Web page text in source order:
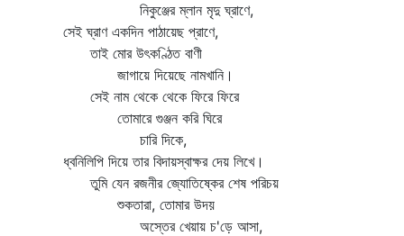
নিকুঞ্জের ম্লান মৃদু ঘ্রাণে,
সেই ঘ্রাণ একদিন পাঠায়েছ প্রাণে,
তাই মোর উৎকণ্ঠিত বাণী
জাগায়ে দিয়েছে নামখানি।
সেই নাম থেকে থেকে ফিরে ফিরে
তোমারে গুঞ্জন করি ঘিরে
চারি দিকে,
ধ্বনিলিপি দিয়ে তার বিদায়স্বাক্ষর দেয় লিখে।
তুমি যেন রজনীর জ্যোতিষ্কের শেষ পরিচয়
শুকতারা, তোমার উদয়
অস্তের খেয়ায় চ'ড়ে আসা,